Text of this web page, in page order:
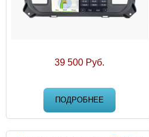
39 500 Руб.
ПОДРОБНЕЕ